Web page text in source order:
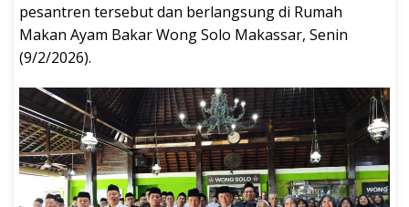
pesantren tersebut dan berlangsung di Rumah
Makan Ayam Bakar Wong Solo Makassar, Senin
(9/2/2026).